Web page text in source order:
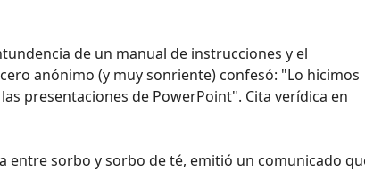
de un manual de instrucciones y el
anónimo (y muy sonriente) confesó: "Lo hicimos
presentaciones de PowerPoint". Cita verídica en
entre sorbo y sorbo de té, emitió un comunicado